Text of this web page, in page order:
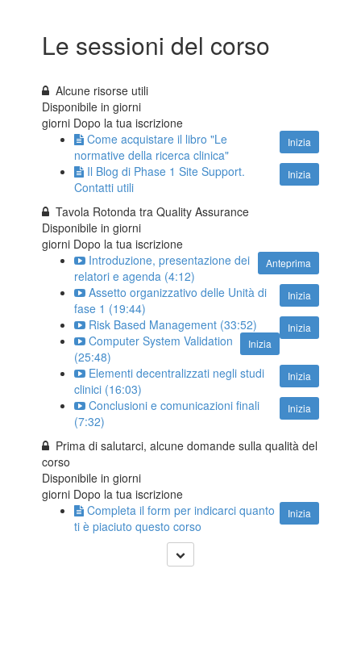
Le sessioni del corso
Alcune risorse utili
Disponibile ingiorni
giorni Dopo la tua iscrizione
Inizia
Come acquistare il libro "Le
normative della ricerca clinica"
Inizia
Il Blog di Phase 1 Site Support.
Contatti utili
Tavola Rotonda tra Quality Assurance
Disponibile ingiorni
giorni Dopo la tua iscrizione
Anteprima
Introduzione, presentazione dei
relatori e agenda (4:12)
Inizia
Assetto organizzativo delle Unità di
fase 1 (19:44)
Inizia
Risk Based Management (33:52)
Inizia
Computer System Validation
(25:48)
Inizia
Elementi decentralizzati negli studi
clinici (16:03)
Inizia
Conclusioni e comunicazioni finali
(7:32)
Prima di salutarci, alcune domande sulla qualità del
corso
Disponibile ingiorni
giorni Dopo la tua iscrizione
Inizia
Completa il form per indicarci quanto
ti è piaciuto questo corso